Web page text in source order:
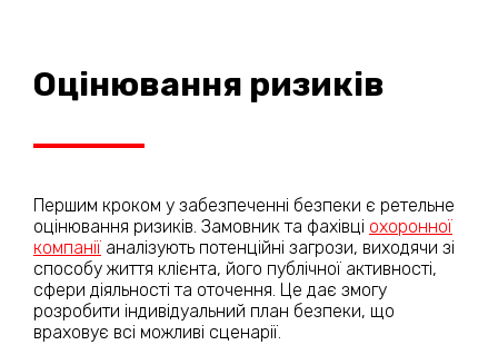
Оцінювання ризиків
Першим кроком у забезпеченні безпеки є ретельне
оцінювання ризиків. Замовник та фахівці охоронної
компанії аналізують потенційні загрози, виходячи зі
способу життя клієнта, його публічної активності,
сфери діяльності та оточення. Це дає змогу
розробити індивідуальний план безпеки, що
враховує всі можливі сценарії.